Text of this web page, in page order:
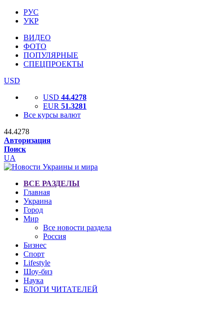
РУС
УКР
ВИДЕО
ФОТО
ПОПУЛЯРНЫЕ
СПЕЦПРОЕКТЫ
USD
USD 44.4278
EUR 51.3281
Все курсы валют
44.4278
Авторизация
Поиск
UA
ВСЕ РАЗДЕЛЫ
Главная
Украина
Город
Мир
Все новости раздела
Россия
Бизнес
Спорт
Lifestyle
Шоу-биз
Наука
БЛОГИ ЧИТАТЕЛЕЙ